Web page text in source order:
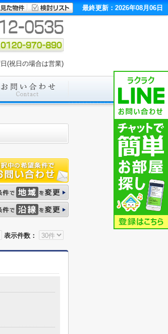
最終更新：2026年08月06日
(祝日の場合は営業)
表示件数：